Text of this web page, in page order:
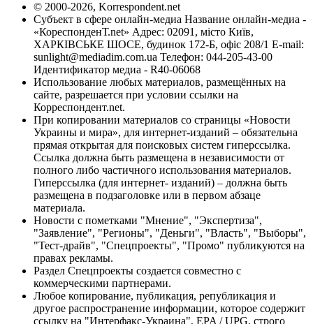
© 2000-2026, Korrespondent.net
Субъект в сфере онлайн-медиа Название онлайн-медиа -
«КореспонденТ.net» Адрес: 02091, місто Київ,
ХАРКІВСЬКЕ ШОСЕ, будинок 172-Б, офіс 208/1 E-mail:
sunlight@mediadim.com.ua Телефон: 044-205-43-00
Идентификатор медиа - R40-06068
Использование любых материалов, размещённых на
сайте, разрешается при условии ссылки на
Корреспондент.net.
При копировании материалов со страницы «Новости
Украины и мира», для интернет-изданий – обязательна
прямая открытая для поисковых систем гиперссылка.
Ссылка должна быть размещена в независимости от
полного либо частичного использования материалов.
Гиперссылка (для интернет- изданий) – должна быть
размещена в подзаголовке или в первом абзаце
материала.
Новости с пометками "Мнение", "Экспертиза",
"Заявление", "Регионы", "Деньги", "Власть", "Выборы",
"Тест-драйв", "Спецпроекты", "Промо" публикуются на
правах рекламы.
Раздел Спецпроекты создается совместно с
коммерческими партнерами.
Любое копирование, публикация, републикация и
другое распространение информации, которое содержит
ссылку на "Интерфакс-Украина", EPA / UPG, строго